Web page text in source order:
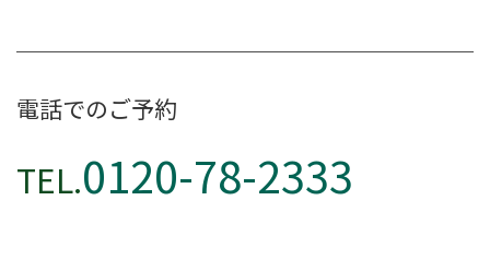
電話でのご予約
TEL.0120-78-2333